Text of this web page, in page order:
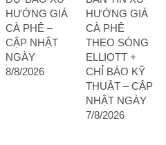
HƯỚNG GIÁ
CÀ PHÊ –
CẬP NHẬT
NGÀY
8/8/2026
HƯỚNG GIÁ
CÀ PHÊ
THEO SÓNG
ELLIOTT +
CHỈ BÁO KỸ
THUẬT – CẬP
NHẬT NGÀY
7/8/2026